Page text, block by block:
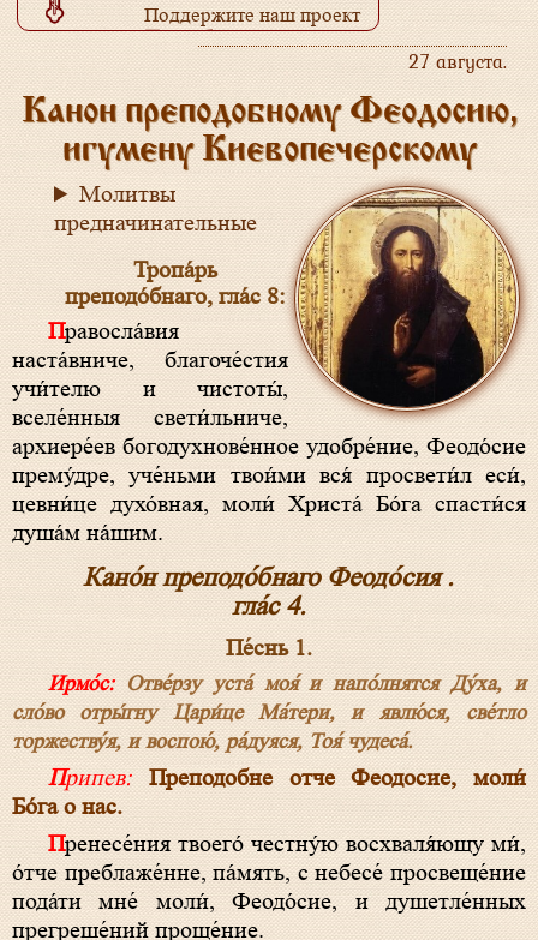
Поддержите наш проект
Подробнее...
27 августа.
Канон преподобному Феодосию,
игумену Киевопечерскому
Молитвы
предначинательные
Тропа́рь
преподо́бнаго, гла́с 8:
Правосла́вия
наста́вниче, благоче́стия
учи́телю и чистоты́,
вселе́нныя свети́льниче,
архиере́ев богодухнове́нное удобре́ние, Феодо́сие
прему́дре, уче́ньми твои́ми вся́ просвети́л еси́,
цевни́це духо́вная, моли́ Христа́ Бо́га спасти́ся
душа́м на́шим.
Кано́н преподо́бнаго Феодо́сия .
гла́с 4.
Пе́снь 1.
Ирмо́с:Отве́рзу уста́ моя́ и напо́лнятся Ду́ха, и
сло́во отры́гну Цари́це Ма́тери, и явлю́ся, све́тло
торжеству́я, и воспою́, ра́дуяся, Тоя́ чудеса́.
Припев:
Преподобне отче Феодосие, моли́
Бо́га о нас.
Пренесе́ния твоего́ честну́ю восхваля́ющу ми́,
о́тче преблаже́нне, па́мять, с небесе́ просвеще́ние
пода́ти мне́ моли́, Феодо́сие, и душетле́нных
прегреше́ний проще́ние.